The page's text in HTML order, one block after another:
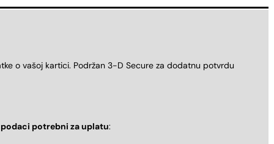
o vašoj kartici. Podržan 3-D Secure za dodatnu potvrdu
podaci potrebni za uplatu: